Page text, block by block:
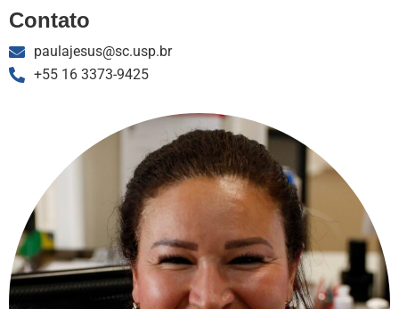
Contato
paulajesus@sc.usp.br
+55 16 3373-9425